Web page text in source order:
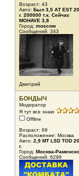
Возраст: 43
Авто: Был 3,5 АТ EST
г. 200000 т.к. Сейчас
MOHAVE 3,8
Город: moscow
Сообщений: 343
Дмитрий
БОНДЫЧ
Модератор
Я тут все знаю
Offline
Возраст: 69
Расположение: Москва
Авто: 2,9 МТ LSD ТОD
г.
Город: Москва-
Сообщений: 6296